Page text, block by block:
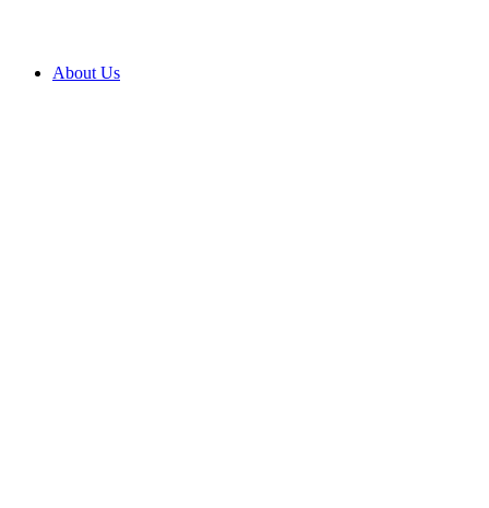
About Us